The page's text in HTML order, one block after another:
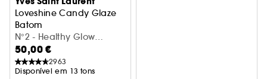
Loveshine Candy Glaze
Batom
N°2 - Healthy Glow
Plumper (3,2 g)
50,00 €
2963
Disponível em 13 tons